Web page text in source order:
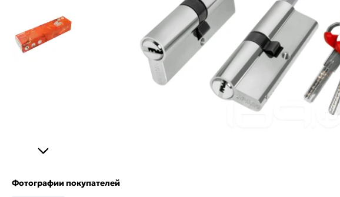
Фотографии покупателей